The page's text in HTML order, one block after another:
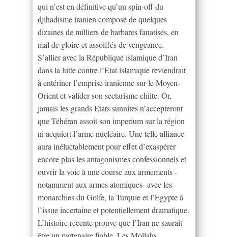
qui n’est en définitive qu’un spin-off du
djihadisme iranien composé de quelques
dizaines de milliers de barbares fanatisés, en
mal de gloire et assoiffés de vengeance.
S’allier avec la République islamique d’Iran
dans la lutte contre l’Etat islamique reviendrait
à entériner l’emprise iranienne sur le Moyen-
Orient et valider son sectarisme chiite. Or,
jamais les grands Etats sunnites n’accepteront
que Téhéran assoit son imperium sur la région
ni acquiert l’arme nucléaire. Une telle alliance
aura inéluctablement pour effet d’exaspérer
encore plus les antagonismes confessionnels et
ouvrir la voie à une course aux armements -
notamment aux armes atomiques- avec les
monarchies du Golfe, la Turquie et l’Egypte à
l’issue incertaine et potentiellement dramatique.
L’histoire récente prouve que l’Iran ne saurait